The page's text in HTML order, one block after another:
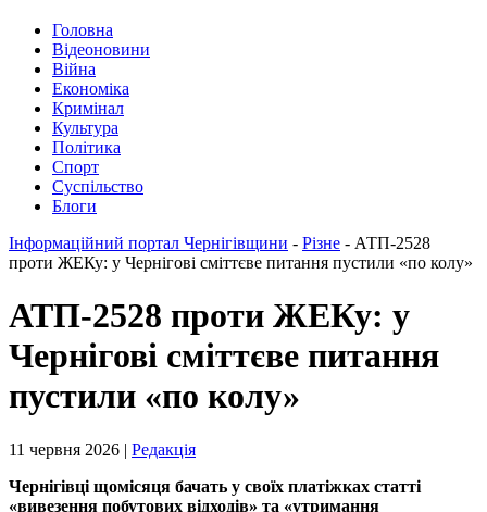
Головна
Відеоновини
Війна
Економіка
Кримінал
Культура
Політика
Спорт
Суспільство
Блоги
Інформаційний портал Чернігівщини - Різне - АТП-2528
проти ЖЕКу: у Чернігові сміттєве питання пустили «по колу»
АТП-2528 проти ЖЕКу: у
Чернігові сміттєве питання
пустили «по колу»
11 червня 2026 | Редакція
Чернігівці щомісяця бачать у своїх платіжках статті
«вивезення побутових відходів» та «утримання